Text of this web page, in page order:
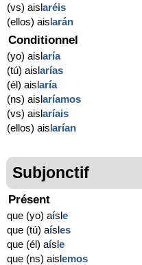
(vs) aislaréis
(ellos) aislarán
Conditionnel
(yo) aislaría
(tú) aislarías
(él) aislaría
(ns) aislaríamos
(vs) aislaríais
(ellos) aislarían
Subjonctif
Présent
que (yo) aísle
que (tú) aísles
que (él) aísle
que (ns) aislemos